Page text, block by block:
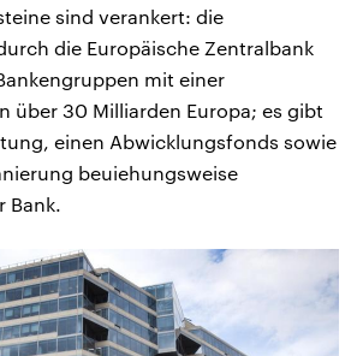
sind verankert: die
die Europäische Zentralbank
mit einer
über 30 Milliarden Europa; es gibt
einen Abwicklungsfonds sowie
beuiehungsweise
Bank.